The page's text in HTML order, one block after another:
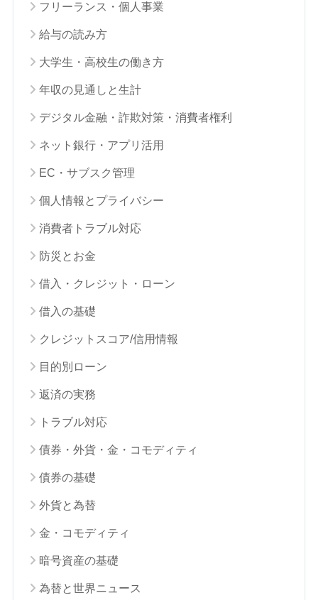
フリーランス・個人事業
給与の読み方
大学生・高校生の働き方
年収の見通しと生計
デジタル金融・詐欺対策・消費者権利
ネット銀行・アプリ活用
EC・サブスク管理
個人情報とプライバシー
消費者トラブル対応
防災とお金
借入・クレジット・ローン
借入の基礎
クレジットスコア/信用情報
目的別ローン
返済の実務
トラブル対応
債券・外貨・金・コモディティ
債券の基礎
外貨と為替
金・コモディティ
暗号資産の基礎
為替と世界ニュース